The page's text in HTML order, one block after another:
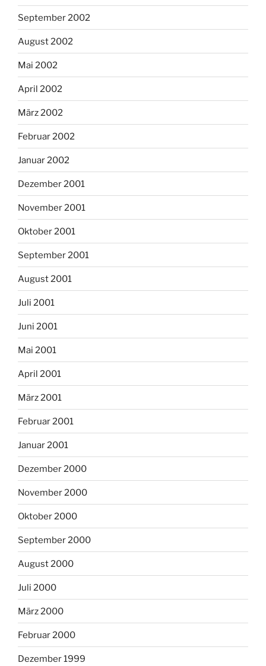
September 2002
August 2002
Mai 2002
April 2002
März 2002
Februar 2002
Januar 2002
Dezember 2001
November 2001
Oktober 2001
September 2001
August 2001
Juli 2001
Juni 2001
Mai 2001
April 2001
März 2001
Februar 2001
Januar 2001
Dezember 2000
November 2000
Oktober 2000
September 2000
August 2000
Juli 2000
März 2000
Februar 2000
Dezember 1999